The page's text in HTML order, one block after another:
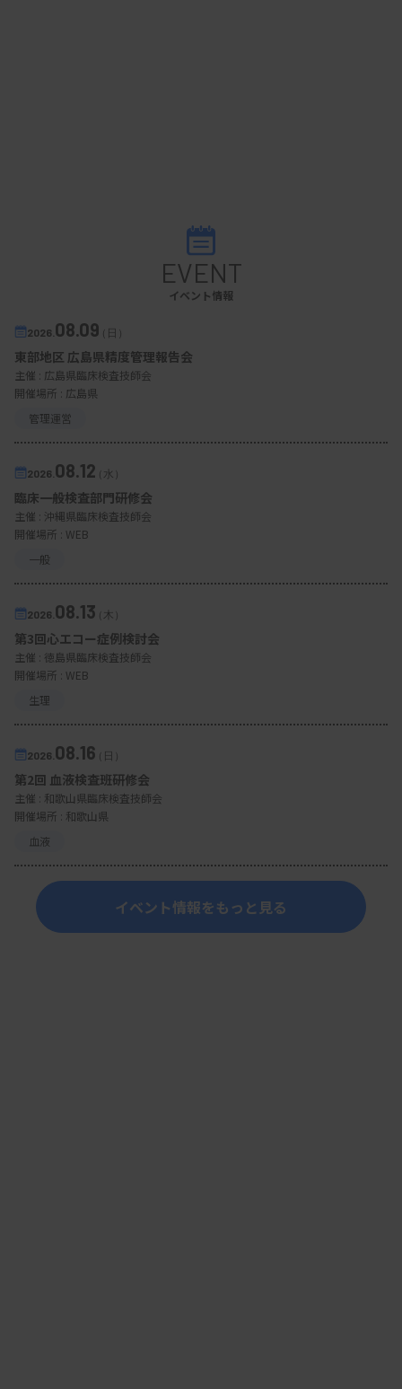
EVENT
イベント情報
2026. 08.09（日）
東部地区 広島県精度管理報告会
主催 : 広島県臨床検査技師会
開催場所 : 広島県
管理運営
2026. 08.12（水）
臨床一般検査部門研修会
主催 : 沖縄県臨床検査技師会
開催場所 : WEB
一般
2026. 08.13（木）
第3回心エコー症例検討会
主催 : 徳島県臨床検査技師会
開催場所 : WEB
生理
2026. 08.16（日）
第2回 血液検査班研修会
主催 : 和歌山県臨床検査技師会
開催場所 : 和歌山県
血液
イベント情報をもっと見る